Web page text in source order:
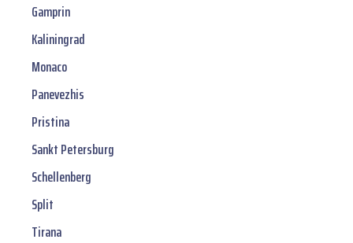
Gamprin
Kaliningrad
Monaco
Panevezhis
Pristina
Sankt Petersburg
Schellenberg
Split
Tirana